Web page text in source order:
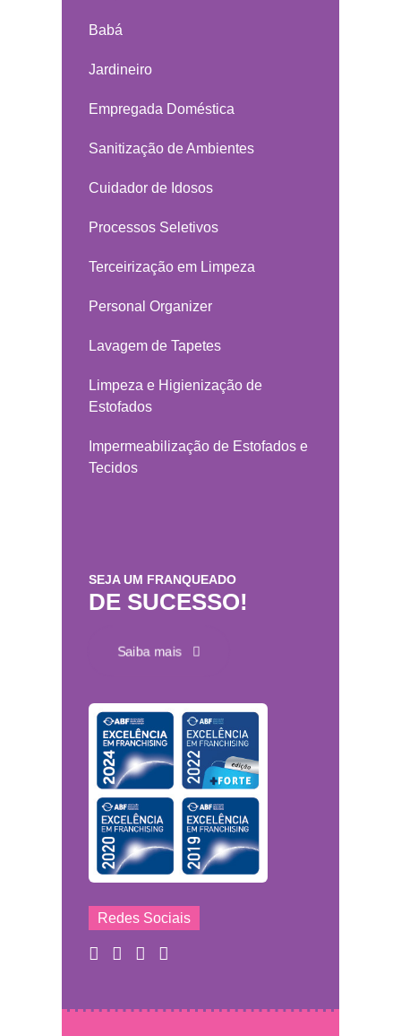
Babá
Jardineiro
Empregada Doméstica
Sanitização de Ambientes
Cuidador de Idosos
Processos Seletivos
Terceirização em Limpeza
Personal Organizer
Lavagem de Tapetes
Limpeza e Higienização de
Estofados
Impermeabilização de Estofados e
Tecidos
SEJA UM FRANQUEADO
DE SUCESSO!
Saiba mais
Redes Sociais